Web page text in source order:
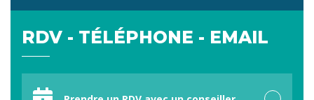
RDV - TÉLÉPHONE - EMAIL
préférence